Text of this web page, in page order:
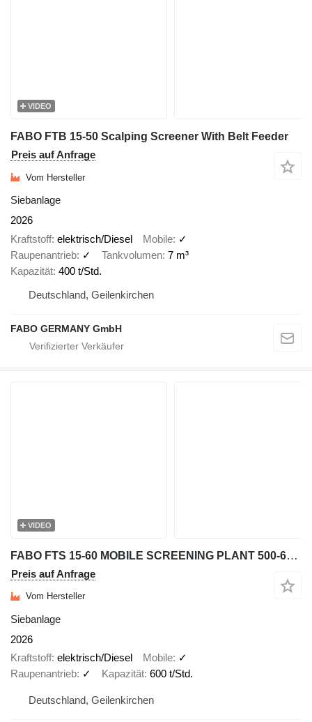
VIDEO
FABO FTB 15-50 Scalping Screener With Belt Feeder
Preis auf Anfrage
Vom Hersteller
Siebanlage
2026
Kraftstoff elektrisch/Diesel Mobile ✓
Raupenantrieb ✓ Tankvolumen 7 m³
Kapazität 400 t/Std.
Deutschland, Geilenkirchen
FABO GERMANY GmbH
VIDEO
FABO FTS 15-60 MOBILE SCREENING PLANT 500-600 TPH
Preis auf Anfrage
Vom Hersteller
Siebanlage
2026
Kraftstoff elektrisch/Diesel Mobile ✓
Raupenantrieb ✓ Kapazität 600 t/Std.
Deutschland, Geilenkirchen